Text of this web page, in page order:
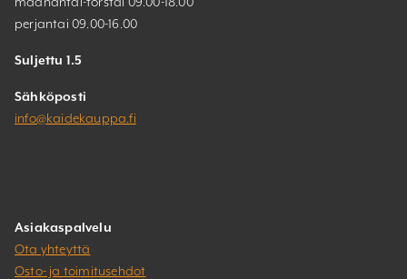
perjantai 09.00-16.00
Suljettu 1.5
Sähköposti
info@kaidekauppa.fi
Asiakaspalvelu
Ota yhteyttä
Osto- ja toimitusehdot